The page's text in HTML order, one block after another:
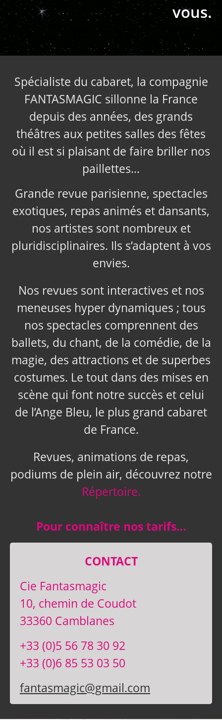
vous.
Spécialiste du cabaret, la compagnie
FANTASMAGIC sillonne la France
depuis des années, des grands
théâtres aux petites salles des fêtes
où il est si plaisant de faire briller nos
paillettes…
Grande revue parisienne, spectacles
exotiques, repas animés et dansants,
nos artistes sont nombreux et
pluridisciplinaires. Ils s’adaptent à vos
envies.
Nos revues sont interactives et nos
meneuses hyper dynamiques ; tous
nos spectacles comprennent des
ballets, du chant, de la comédie, de la
magie, des attractions et de superbes
costumes. Le tout dans des mises en
scène qui font notre succès et celui
de l’Ange Bleu, le plus grand cabaret
de France.
Revues, animations de repas,
podiums de plein air, découvrez notre
Répertoire.
Pour connaître nos tarifs…
CONTACT
Cie Fantasmagic
10, chemin de Coudot
33360 Camblanes
+33 (0)5 56 78 30 92
+33 (0)6 85 53 03 50
fantasmagic@gmail.com